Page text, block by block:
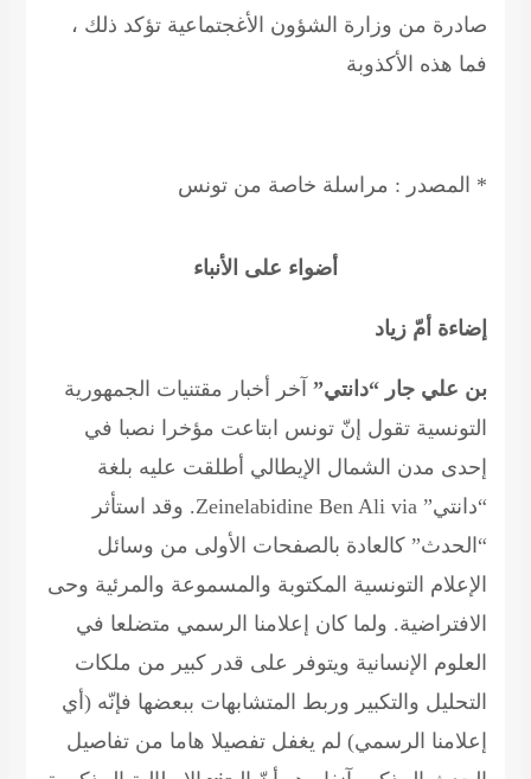
صادرة من وزارة الشؤون الأغجتماعية تؤكد ذلك ،
فما هذه الأكذوبة
* المصدر : مراسلة خاصة من تونس
أضواء على الأنباء
إضاءة أمّ زياد
بن علي جار “دانتي”آخر أخبار مقتنيات الجمهورية
التونسية تقول إنّ تونس ابتاعت مؤخرا نصبا في
إحدى مدن الشمال الإيطالي أطلقت عليه بلغة
“دانتي” via
Zeinelabidine Ben Ali. وقد استأثر
“الحدث” كالعادة بالصفحات الأولى من وسائل
الإعلام التونسية المكتوبة والمسموعة والمرئية وحى
الافتراضية. ولما كان إعلامنا الرسمي متضلعا في
العلوم الإنسانية ويتوفر على قدر كبير من ملكات
التحليل والتكبير وربط المتشابهات ببعضها فإنّه (أي
إعلامنا الرسمي) لم يغفل تفصيلا هاما من تفاصيل